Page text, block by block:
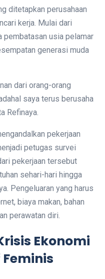
ditetapkan perusahaan
kerja. Mulai dari
pembatasan usia pelamar
generasi muda
dari orang-orang
saya terus berusaha
Refinaya.
pekerjaan
petugas survei
pekerjaan tersebut
sehari-hari hingga
Pengeluaran yang harus
biaya makan, bahan
perawatan diri.
Ekonomi